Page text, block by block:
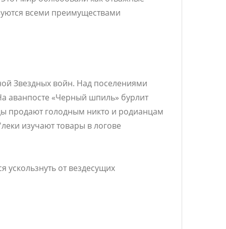
всеми преимуществами
Звездных войн. Над поселениями
аванпосте «Черный шпиль» бурлит
продают голодным никто и родианцам
изучают товары в логове
от вездесущих